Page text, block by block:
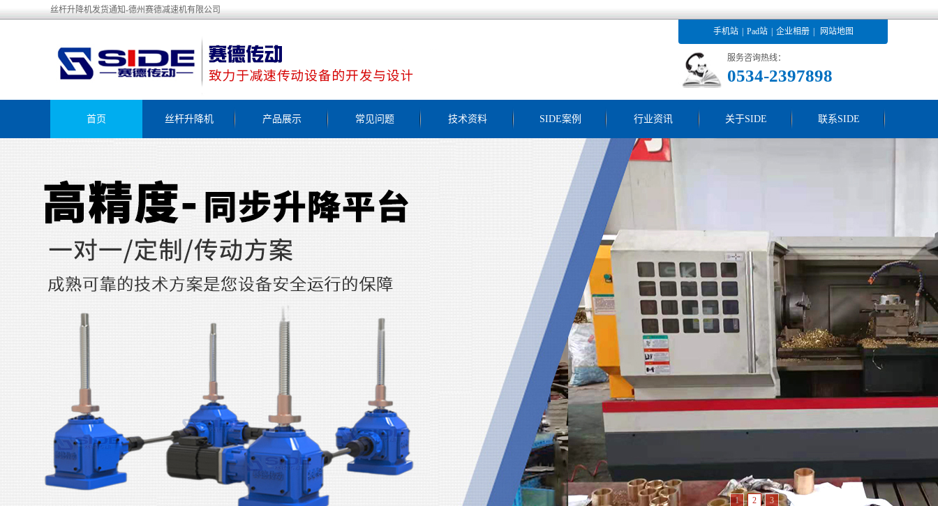
丝杆升降机发货通知-德州赛德减速机有限公司
手机站 Pad站 企业相册 网站地图
服务咨询热线：
0534-2397898
首页 丝杆升降机 产品展示 常见问题 技术资料 SIDE案例 行业资讯 关于SIDE 联系SIDE
1 2 3